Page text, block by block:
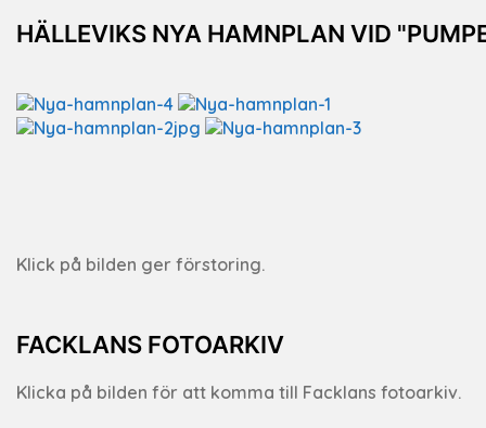
HÄLLEVIKS NYA HAMNPLAN VID
Klick på bilden ger förstoring.
FACKLANS FOTOARKIV
Klicka på bilden för att komma till Facklans fotoarkiv.